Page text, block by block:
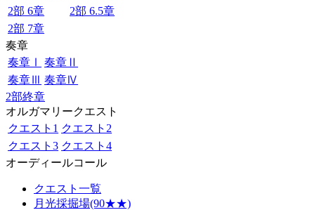
2部 6章
2部 6.5章
2部 7章
奏章
奏章Ⅰ
奏章Ⅱ
奏章Ⅲ 奏章Ⅳ
2部終章
オルガマリークエスト
クエスト1 クエスト2
クエスト3 クエスト4
オーディールコール
クエスト一覧
月光採掘場(90★★)